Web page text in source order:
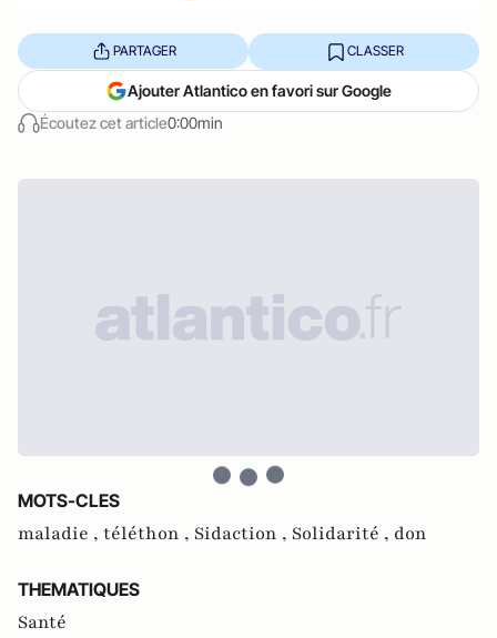
Écoutez cet article0:00min
PARTAGER CLASSER
Ajouter Atlantico en favori sur Google
MOTS-CLES
maladie , téléthon , Sidaction , Solidarité , don
THEMATIQUES
Santé